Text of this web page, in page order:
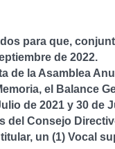
para que,
de 2022.
de la Asamblea
el Balance
de 2021 y 30 de
del Consejo
un (1) Vocal